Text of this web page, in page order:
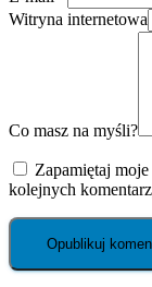
Witryna internetowa
Co masz na myśli?
Zapamiętaj
kolejnych